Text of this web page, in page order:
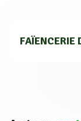
FAÏENCERIE